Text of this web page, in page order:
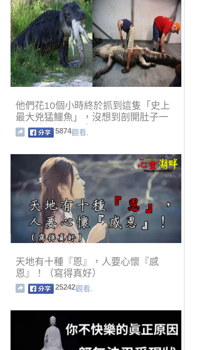
他們花10個小時終於抓到這隻「史上
最大兇猛鱷魚」，沒想到剖開肚子一
看眼珠都快掉下來了！
5874觀看.
天地有十種『恩』，人要心懷『感
恩』！（寫得真好）
25242觀看.